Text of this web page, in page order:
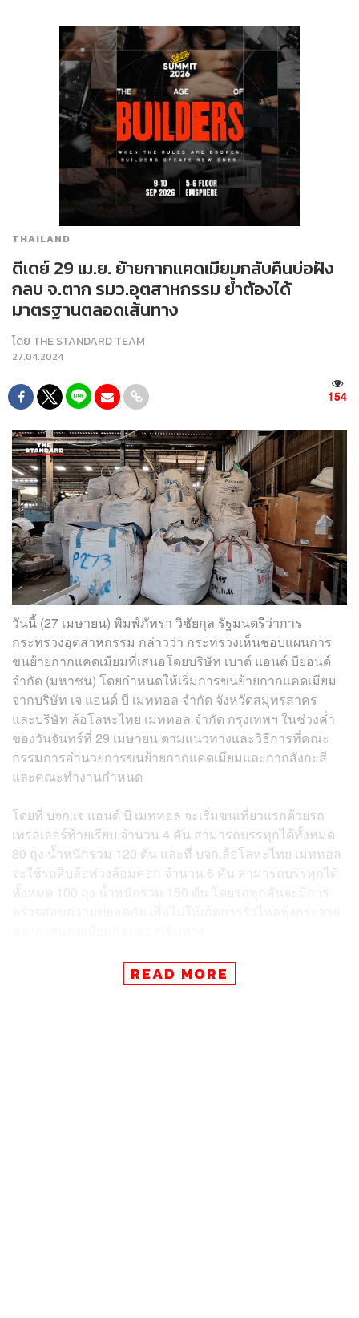
THAILAND
ดีเดย์ 29 เม.ย. ย้ายกากแคดเมียมกลับคืนบ่อฝัง
กลบ จ.ตาก รมว.อุตสาหกรรม ย้ำต้องได้
มาตรฐานตลอดเส้นทาง
โดย THE STANDARD TEAM
27.04.2024
154
วันนี้ (27 เมษายน) พิมพ์ภัทรา วิชัยกุล รัฐมนตรีว่าการ
กระทรวงอุตสาหกรรม กล่าวว่า กระทรวงเห็นชอบแผนการ
ขนย้ายกากแคดเมียมที่เสนอโดยบริษัท เบาด์ แอนด์ บียอนด์
จำกัด (มหาชน) โดยกำหนดให้เริ่มการขนย้ายกากแคดเมียม
จากบริษัท เจ แอนด์ บี เมททอล จำกัด จังหวัดสมุทรสาคร
และบริษัท ล้อโลหะไทย เมททอล จำกัด กรุงเทพฯ ในช่วงค่ำ
ของวันจันทร์ที่ 29 เมษายน ตามแนวทางและวิธีการที่คณะ
กรรมการอำนวยการขนย้ายกากแคดเมียมและกากสังกะสี
และคณะทำงานกำหนด
โดยที่ บจก.เจ แอนด์ บี เมททอล จะเริ่มขนเที่ยวแรกด้วยรถ
เทรลเลอร์ท้ายเรียบ จำนวน 4 คัน สามารถบรรทุกได้ทั้งหมด
80 ถุง น้ำหนักรวม 120 ตัน และที่ บจก.ล้อโลหะไทย เมททอล
จะใช้รถสิบล้อพ่วงล้อมคอก จำนวน 6 คัน สามารถบรรทุกได้
ทั้งหมด 100 ถุง น้ำหนักรวม 150 ตัน โดยรถทุกคันจะมีการ
หลังจากนั้นจะเริ่มทยอยขนกากแคดเมียมที่เหลืออีกเกือบ
12,800 ตันจากจังหวัดสมุทรสาครและชลบุรีทุกวัน โดยใช้รถ
READ MORE